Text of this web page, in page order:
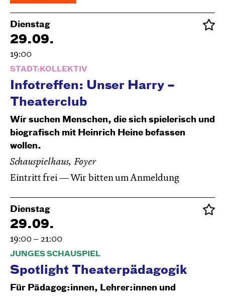
Dienstag
29.09.
19:00
STADT:KOLLEKTIV
Infotreffen: Unser Harry –
Theaterclub
Wir suchen Menschen, die sich spielerisch und
biografisch mit Heinrich Heine befassen
wollen.
Schauspielhaus, Foyer
Eintritt frei — Wir bitten um Anmeldung
Dienstag
29.09.
19:00 – 21:00
JUNGES SCHAUSPIEL
Spotlight Theaterpädagogik
Für Pädagog:innen, Lehrer:innen und